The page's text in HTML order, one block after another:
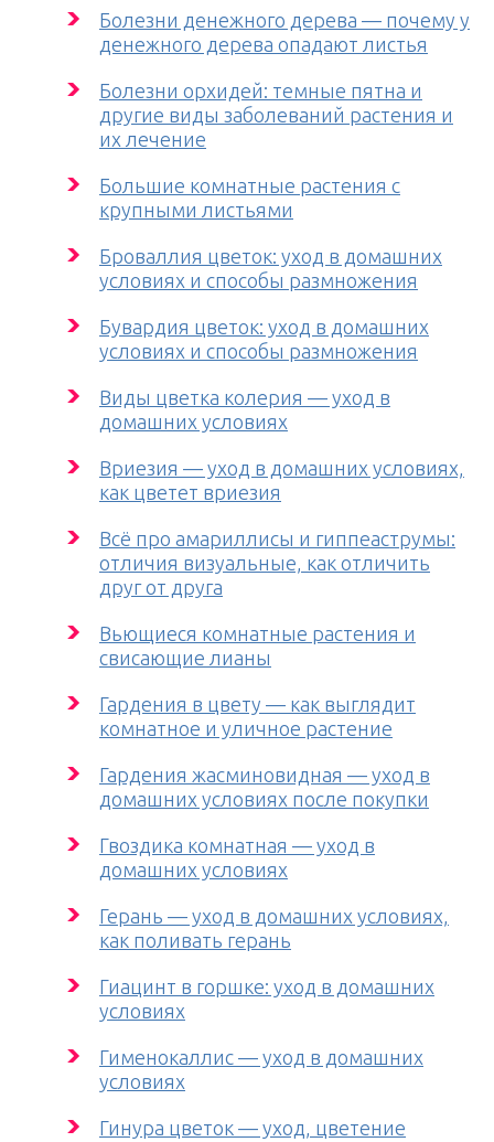
Болезни денежного дерева — почему у
денежного дерева опадают листья
Болезни орхидей: темные пятна и
другие виды заболеваний растения и
их лечение
Большие комнатные растения с
крупными листьями
Броваллия цветок: уход в домашних
условиях и способы размножения
Бувардия цветок: уход в домашних
условиях и способы размножения
Виды цветка колерия — уход в
домашних условиях
Вриезия — уход в домашних условиях,
как цветет вриезия
Всё про амариллисы и гиппеаструмы:
отличия визуальные, как отличить
друг от друга
Вьющиеся комнатные растения и
свисающие лианы
Гардения в цвету — как выглядит
комнатное и уличное растение
Гардения жасминовидная — уход в
домашних условиях после покупки
Гвоздика комнатная — уход в
домашних условиях
Герань — уход в домашних условиях,
как поливать герань
Гиацинт в горшке: уход в домашних
условиях
Гименокаллис — уход в домашних
условиях
Гинура цветок — уход, цветение